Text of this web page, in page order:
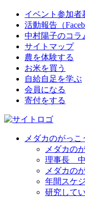
イベント参加者
活動報告（
中村陽子のコラ
サイトマップ
農を体験する
お米を買う
自給自足を学ぶ
会員になる
寄付をする
メダカのがっこ
メダカの
理事長 中
メダカの
年間スケ
研究して